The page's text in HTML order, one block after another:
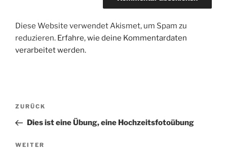
Diese Website verwendet Akismet, um Spam zu
reduzieren. Erfahre, wie deine Kommentardaten
verarbeitet werden.
Beitragsnavigation
Vorheriger
Beitrag
ZURÜCK
Dies ist eine Übung, eine Hochzeitsfotoübung
Nächster
WEITER